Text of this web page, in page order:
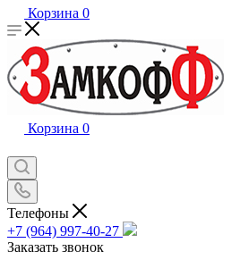
Корзина 0
Корзина 0
Телефоны
+7 (964) 997-40-27
Заказать звонок